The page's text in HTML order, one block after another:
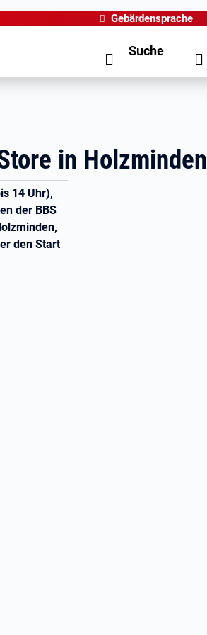
Gebärdensprache
Suche
in Holzminden
14 Uhr),
der BBS
den Start